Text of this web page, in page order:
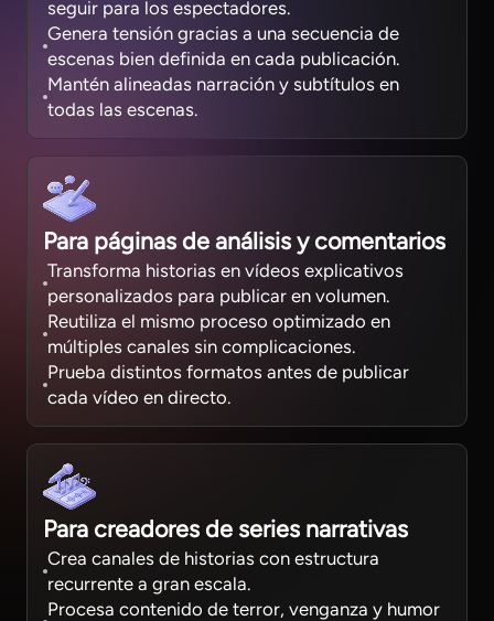
seguir para los espectadores.
Genera tensión gracias a una secuencia de
escenas bien definida en cada publicación.
Mantén alineadas narración y subtítulos en
todas las escenas.
Para páginas de análisis y comentarios
Transforma historias en vídeos explicativos
personalizados para publicar en volumen.
Reutiliza el mismo proceso optimizado en
múltiples canales sin complicaciones.
Prueba distintos formatos antes de publicar
cada vídeo en directo.
Para creadores de series narrativas
Crea canales de historias con estructura
recurrente a gran escala.
Procesa contenido de terror, venganza y humor